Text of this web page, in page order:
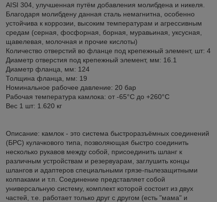
AISI 304, улучшенная путём добавления молибдена и никеля.
Благодаря молибдену данная сталь немагнитна, особенно
устойчива к коррозии, высоким температурам и агрессивным
средам (серная, фосфорная, борная, муравьиная, уксусная,
щавелевая, молочная и прочие кислоты)
Количество отверстий во фланце под крепежный элемент, шт: 4
Диаметр отверстия под крепежный элемент, мм: 16.1
Диаметр фланца, мм: 124
Толщина фланца, мм: 19
Номинальное рабочее давление: 20 бар
Рабочая температура камлока: от -65°C до +260°C
Вес 1 шт: 1.620 кг
Описание: камлок - это система быстроразъёмных соединений
(БРС) кулачкового типа, позволяющая быстро соединить
несколько рукавов между собой, присоединить шланг к
различным устройствам и резервуарам, заглушить концы
шлангов и адаптеров специальными грязе-пылезащитными
колпаками и т.п. Соединение представляет собой
универсальную систему, комплект которой состоит из двух
частей, т.е. работает только друг с другом (есть "мама" и